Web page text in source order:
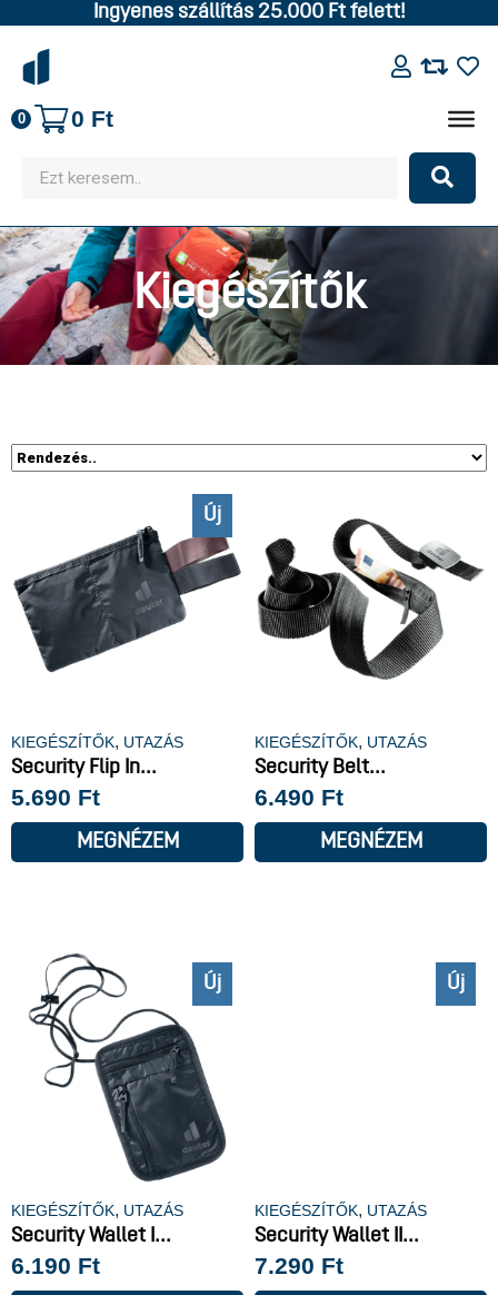
Ingyenes szállítás 25.000 Ft felett!
0 0 Ft
Kiegészítők
Új
KIEGÉSZÍTŐK, UTAZÁS
Security Flip In...
5.690 Ft
MEGNÉZEM
KIEGÉSZÍTŐK, UTAZÁS
Security Belt...
6.490 Ft
MEGNÉZEM
Új
KIEGÉSZÍTŐK, UTAZÁS
Security Wallet I...
6.190 Ft
Új
KIEGÉSZÍTŐK, UTAZÁS
Security Wallet II...
7.290 Ft